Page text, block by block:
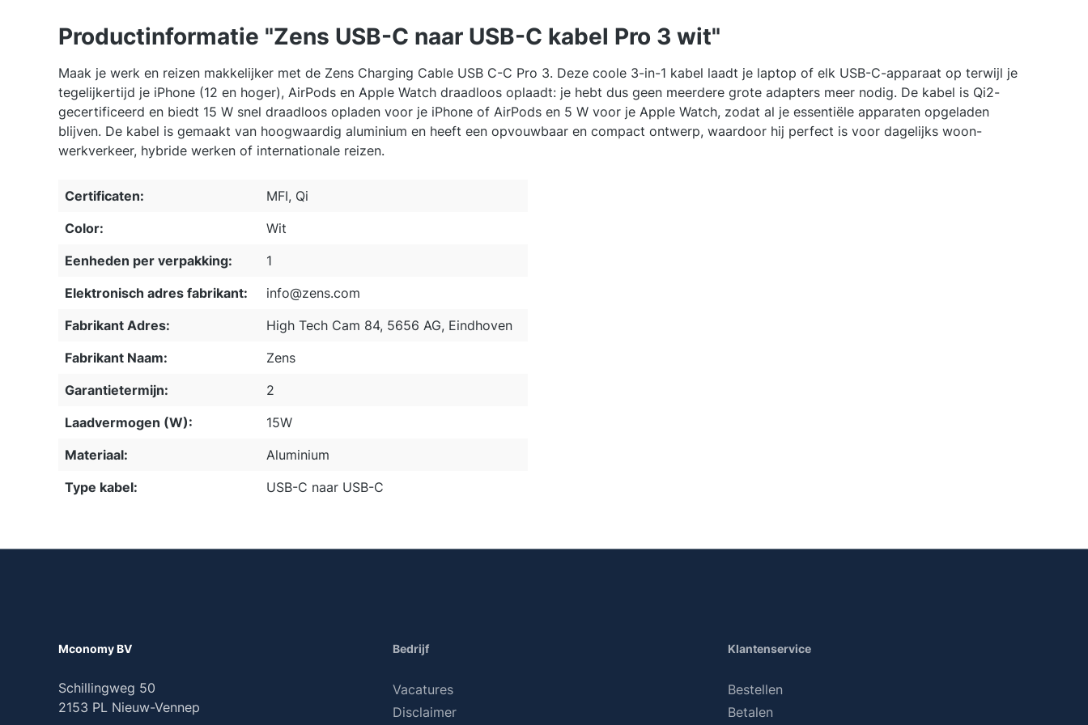
Productinformatie "Zens USB-C naar USB-C kabel Pro 3 wit"
Maak je werk en reizen makkelijker met de Zens Charging Cable USB C-C Pro 3. Deze coole 3-in-1 kabel laadt je laptop of elk USB-C-apparaat op terwijl je
tegelijkertijd je iPhone (12 en hoger), AirPods en Apple Watch draadloos oplaadt: je hebt dus geen meerdere grote adapters meer nodig. De kabel is Qi2-
gecertificeerd en biedt 15 W snel draadloos opladen voor je iPhone of AirPods en 5 W voor je Apple Watch, zodat al je essentiële apparaten opgeladen
blijven. De kabel is gemaakt van hoogwaardig aluminium en heeft een opvouwbaar en compact ontwerp, waardoor hij perfect is voor dagelijks woon-
werkverkeer, hybride werken of internationale reizen.
Certificaten:
MFI, Qi
Color:
Wit
Eenheden per verpakking:
1
Elektronisch adres fabrikant:
info@zens.com
Fabrikant Adres:
High Tech Cam 84, 5656 AG, Eindhoven
Fabrikant Naam:
Zens
Garantietermijn:
2
Laadvermogen (W):
15W
Materiaal:
Aluminium
Type kabel:
USB-C naar USB-C
Mconomy BV
Schillingweg 50
2153 PL Nieuw-Vennep
Bedrijf
Vacatures
Disclaimer
Klantenservice
Bestellen
Betalen